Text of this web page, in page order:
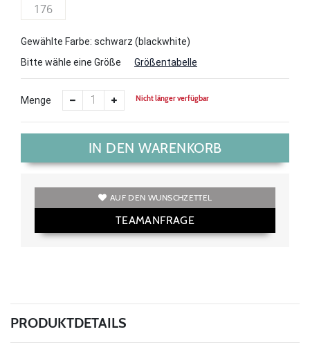
176
Gewählte Farbe: schwarz (blackwhite)
Bitte wähle eine Größe
Größentabelle
Menge Nicht länger verfügbar
IN DEN WARENKORB
AUF DEN WUNSCHZETTEL
TEAMANFRAGE
PRODUKTDETAILS